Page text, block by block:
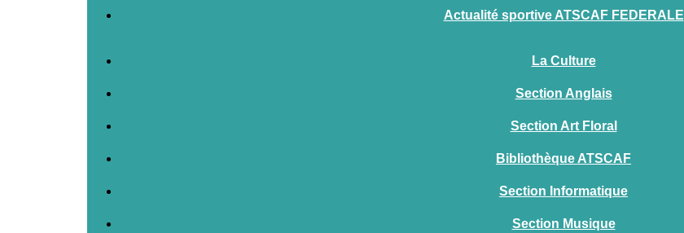
Actualité sportive ATSCAF FEDERALE
La Culture
Section Anglais
Section Art Floral
Bibliothèque ATSCAF
Section Informatique
Section Musique